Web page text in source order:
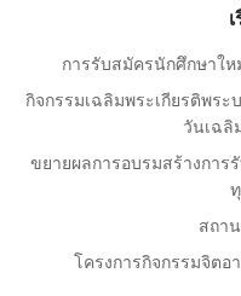
การรับสมัครนักศึกษาใ
กิจกรรมเฉลิมพระเกียรติพระ
วันเฉลิ
ขยายผลการอบรมสร้างการ
สถา
โครงการกิจกรรมจิตอ